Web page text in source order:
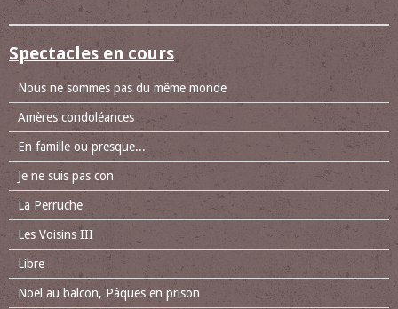
Spectacles en cours
Nous ne sommes pas du même monde
Amères condoléances
En famille ou presque...
Je ne suis pas con
La Perruche
Les Voisins III
Libre
Noël au balcon, Pâques en prison